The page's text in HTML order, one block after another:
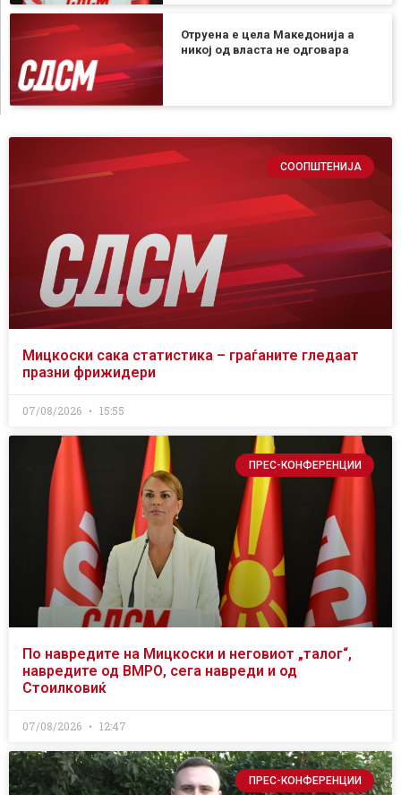
Отруена е цела Македонија а
никој од власта не одговара
СООПШТЕНИЈА
Мицкоски сака статистика – граѓаните гледаат
празни фрижидери
07/08/2026 15:55
ПРЕС-КОНФЕРЕНЦИИ
По навредите на Мицкоски и неговиот „талог“,
навредите од ВМРО, сега навреди и од
Стоилковиќ
07/08/2026 12:47
ПРЕС-КОНФЕРЕНЦИИ